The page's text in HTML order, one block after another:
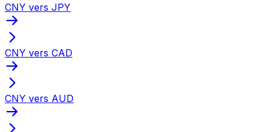
CNY vers JPY
CNY vers CAD
CNY vers AUD